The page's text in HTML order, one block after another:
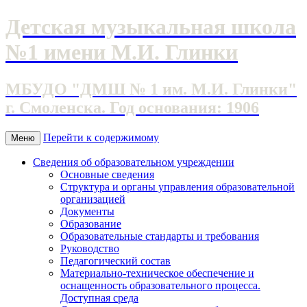
Детская музыкальная школа
№1 имени М.И. Глинки
МБУДО "ДМШ № 1 им. М.И. Глинки"
г. Смоленска. Год основания: 1906
Меню Перейти к содержимому
Сведения об образовательном учреждении
Основные сведения
Структура и органы управления образовательной
организацией
Документы
Образование
Образовательные стандарты и требования
Руководство
Педагогический состав
Материально-техническое обеспечение и
оснащенность образовательного процесса.
Доступная среда